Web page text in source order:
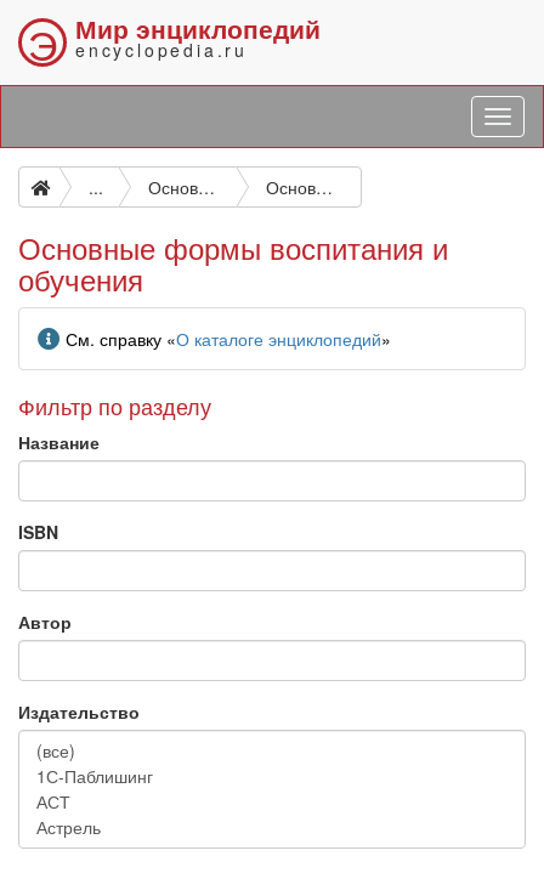
Э Мир энциклопедий
encyclopedia.ru
... Основы воспитания, образования и обучения (материальные, теоретические, философские и т. п.) Основные формы воспитания и обучения
Основные формы воспитания и
обучения
Информация
См. справку «О каталоге энциклопедий»
Фильтр по разделу
Название
ISBN
Автор
Издательство